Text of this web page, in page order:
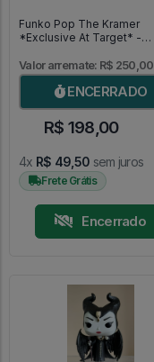
Funko Pop The Kramer
*Exclusive At Target* -
Valor arremate: R$ 250,00
ENCERRADO
R$ 198,00
4x R$ 49,50 sem juros
Frete Grátis
Encerrado